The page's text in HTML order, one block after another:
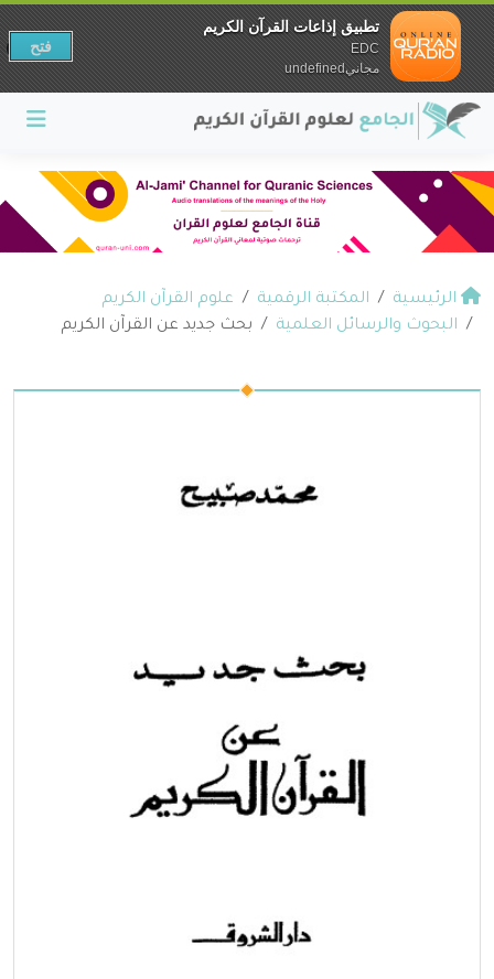
الرئيسية المكتبة الرقمية
علوم القرآن الكريم
البحوث والرسائل العلمية
بحث جديد عن القرآن الكريم
تطبيق إذاعات القرآن الكريم
EDC
مجانيundefined
فتح